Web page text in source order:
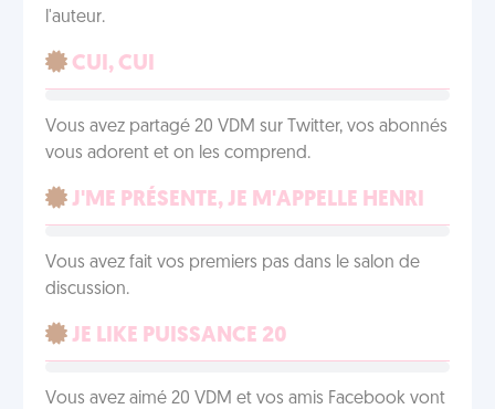
l'auteur.
CUI, CUI
Vous avez partagé 20 VDM sur Twitter, vos abonnés
vous adorent et on les comprend.
J'ME PRÉSENTE, JE M'APPELLE HENRI
Vous avez fait vos premiers pas dans le salon de
discussion.
JE LIKE PUISSANCE 20
Vous avez aimé 20 VDM et vos amis Facebook vont